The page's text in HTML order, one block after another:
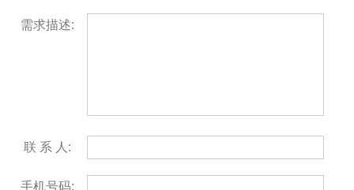
需求描述:
联 系 人:
手机号码: